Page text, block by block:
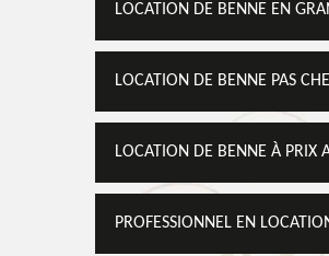
LOCATION DE BENNE EN
LOCATION DE BENNE PAS
LOCATION DE BENNE À PRIX
PROFESSIONNEL EN